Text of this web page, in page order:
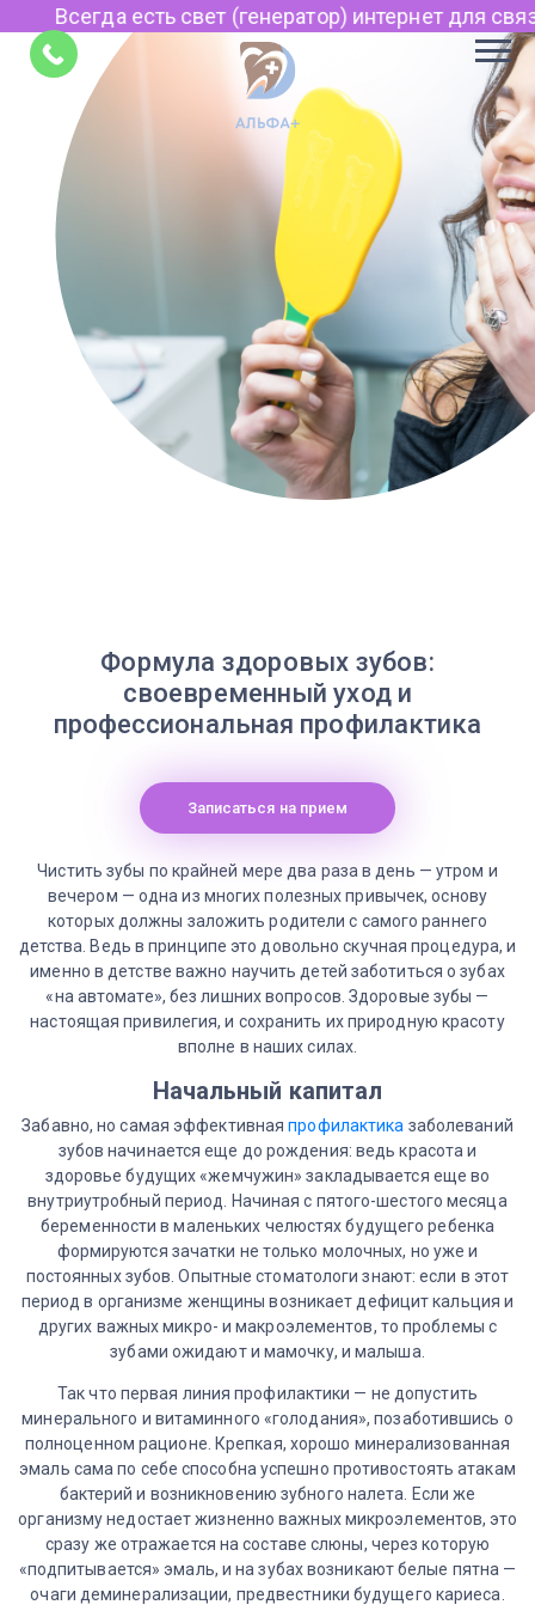
Всегда есть свет (генератор) интернет для
Советы
Формула здоровых зубов:
своевременный уход и
профессиональная профилактика
Записаться на прием
Чистить зубы по крайней мере два раза в день — утром и
вечером — одна из многих полезных привычек, основу
которых должны заложить родители с самого раннего
детства. Ведь в принципе это довольно скучная процедура, и
именно в детстве важно научить детей заботиться о зубах
«на автомате», без лишних вопросов. Здоровые зубы —
настоящая привилегия, и сохранить их природную красоту
вполне в наших силах.
Начальный капитал
Забавно, но самая эффективнаяпрофилактика заболеваний
зубов начинается еще до рождения: ведь красота и
здоровье будущих «жемчужин» закладывается еще во
внутриутробный период. Начиная с пятого-шестого месяца
беременности в маленьких челюстях будущего ребенка
формируются зачатки не только молочных, но уже и
постоянных зубов. Опытные стоматологи знают: если в этот
период в организме женщины возникает дефицит кальция и
других важных микро- и макроэлементов, то проблемы с
зубами ожидают и мамочку, и малыша.
Так что первая линия профилактики — не допустить
минерального и витаминного «голодания», позаботившись о
полноценном рационе. Крепкая, хорошо минерализованная
эмаль сама по себе способна успешно противостоять атакам
бактерий и возникновению зубного налета. Если же
организму недостает жизненно важных микроэлементов, это
сразу же отражается на составе слюны, через которую
«подпитывается» эмаль, и на зубах возникают белые пятна —
очаги деминерализации, предвестники будущего кариеса.